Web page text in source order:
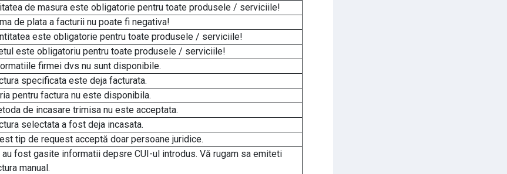
de masura este obligatorie pentru toate produsele / serviciile!
de plata a facturii nu poate fi negativa!
este obligatorie pentru toate produsele / serviciile!
este obligatoriu pentru toate produsele / serviciile!
firmei dvs nu sunt disponibile.
specificata este deja facturata.
pentru factura nu este disponibila.
de incasare trimisa nu este acceptata.
selectata a fost deja incasata.
tip de request acceptă doar persoane juridice.
au fost gasite informatii depsre CUI-ul introdus. Vă rugam sa emiteti
manual.